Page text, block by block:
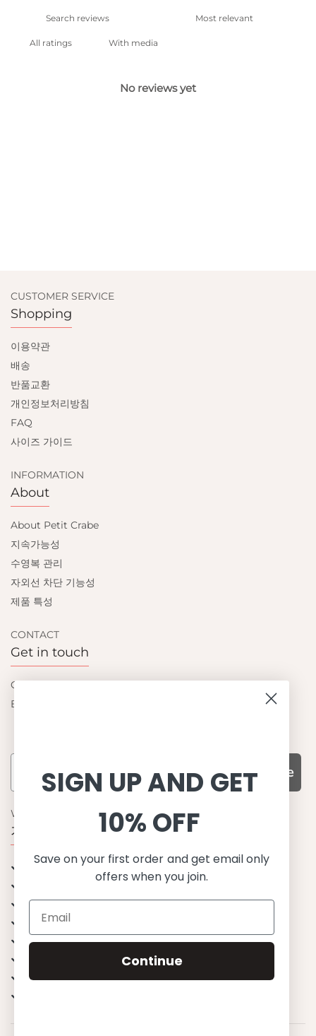
With media
No reviews yet
CUSTOMER SERVICE
Shopping
이용약관
배송
반품교환
개인정보처리방침
FAQ
사이즈 가이드
INFORMATION
About
About Petit Crabe
지속가능성
수영복 관리
자외선 차단 기능성
제품 특성
CONTACT
Get in touch
Contact us
Become a retailer
Subscribe
WHY CHOOSE US?
기능성과 품질, 그리고 디자인
UPF 50+ 최고 수준 UV 차단 성능
이탈리아산 최고급 원단과 소재 사용
환경을 생각하는 지속가능한 제품
유럽에서 생산된, 스칸디나비안 디자인
스타일리시함과 정교함
무한한 조합으로 믹스&매치
SIGN UP AND GET
10% OFF
Save on your first order and get email only
offers when you join.
Continue